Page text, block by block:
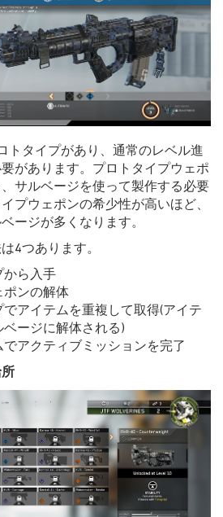
トタイプがあり、通常のレベル進
があります。プロトタイプウェポ
サルベージを使って製作する必要
プウェポンの希少性が高いほど、
ージが多くなります。
4つあります。
から入手
ポンの解体
アイテムを重複して取得(アイテ
ージに解体される)
でアクティブミッションを完了